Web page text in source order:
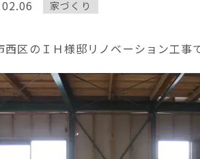
家づくり
西区のＩＨ様邸リノベーション工事